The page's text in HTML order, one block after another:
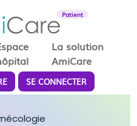
Patient
La solution
AmiCare
SE CONNECTER